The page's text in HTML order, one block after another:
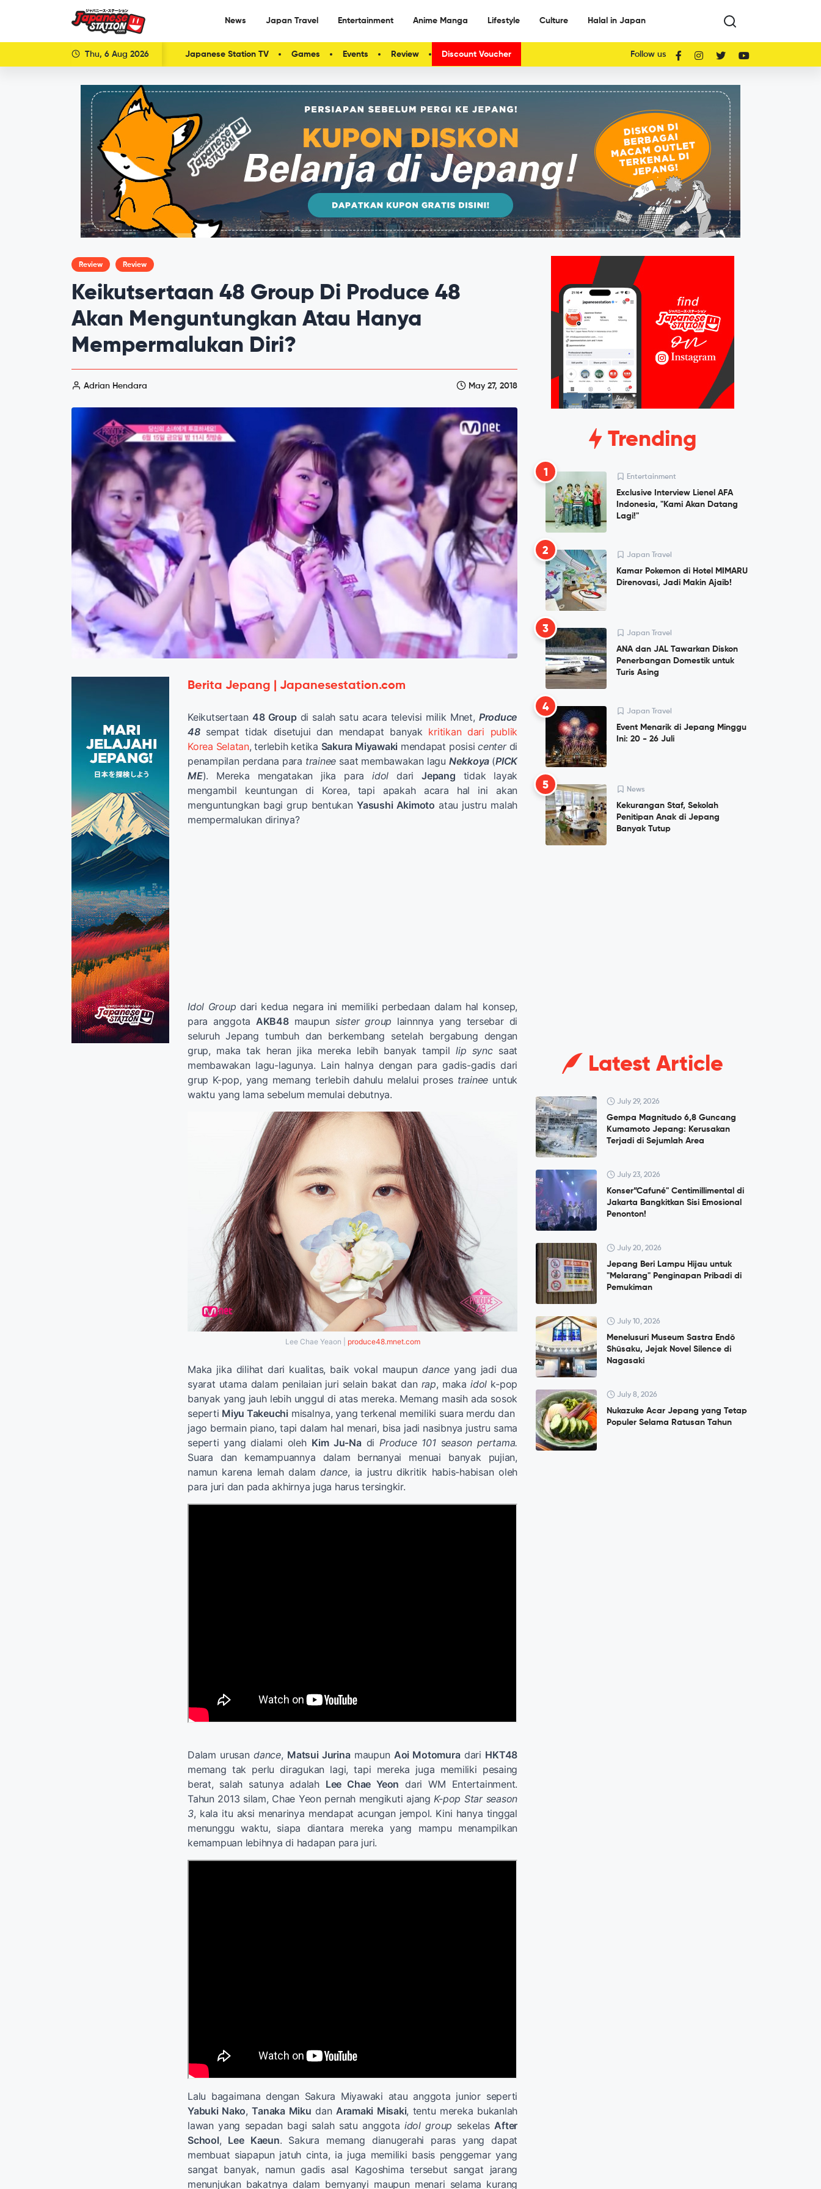
News Japan Travel Entertainment Anime Manga Lifestyle Culture Halal in Japan
Thu, 6 Aug 2026 Japanese Station TV Games Events Review Discount Voucher Follow us
Review Review
Keikutsertaan 48 Group Di Produce 48
Akan Menguntungkan Atau Hanya
Mempermalukan Diri?
Adrian Hendara May 27, 2018
Berita Jepang | Japanesestation.com
Keikutsertaan 48 Groupdi salah satu acara televisi milik Mnet, Produce
48sempat tidak disetujui dan mendapat banyak kritikan dari publik
Korea Selatan, terlebih ketika Sakura Miyawaki mendapat posisicenterdi
penampilan perdana para trainee saat membawakan lagu Nekkoya (PICK
ME). Mereka mengatakan jika para idol dari Jepang tidak layak
mengambil keuntungan di Korea, tapi apakah acara hal ini akan
menguntungkan bagi grup bentukan Yasushi Akimoto atau justru malah
mempermalukan dirinya?
Idol Group dari kedua negara ini memiliki perbedaan dalam hal konsep,
para anggota AKB48maupun sister group lainnnya yang tersebar di
seluruh Jepang tumbuh dan berkembang setelah bergabung dengan
grup, maka tak heran jika mereka lebih banyak tampillip syncsaat
membawakan lagu-lagunya. Lain halnya dengan para gadis-gadis dari
grup K-pop, yang memang terlebih dahulu melalui proses trainee untuk
waktu yang lama sebelum memulai debutnya.
Lee Chae Yeaon | produce48.mnet.com
Maka jika dilihat dari kualitas, baik vokal maupundance yang jadi dua
syarat utama dalam penilaian juri selain bakat dan rap, makaidol k-pop
banyak yang jauh lebih unggul di atas mereka. Memang masih ada sosok
seperti Miyu Takeuchi misalnya, yang terkenal memiliki suara merdu dan
jago bermain piano, tapi dalam hal menari, bisa jadi nasibnya justru sama
seperti yang dialami oleh Kim Ju-Nadi Produce 101season pertama.
Suara dan kemampuannya dalam bernanyai menuai banyak pujian,
namun karena lemah dalamdance, ia justru dikritik habis-habisan oleh
para juri dan pada akhirnya juga harus tersingkir.
Dalam urusandance, Matsui Jurinamaupun Aoi Motomuradari HKT48
memang tak perlu diragukan lagi, tapi mereka juga memiliki pesaing
berat, salah satunya adalah Lee Chae Yeon dari WM Entertainment.
Tahun 2013 silam, Chae Yeon pernah mengikuti ajang K-pop Star season
3, kala itu aksi menarinya mendapat acungan jempol. Kini hanya tinggal
menunggu waktu, siapa diantara mereka yang mampu menampilkan
kemampuan lebihnya di hadapan para juri.
Lalu bagaimana dengan Sakura Miyawaki atau anggota junior seperti
Yabuki Nako,Tanaka Miku dan Aramaki Misaki, tentu mereka bukanlah
lawan yang sepadan bagi salah satu anggota idol group sekelas After
School, Lee Kaeun. Sakura memang dianugerahi paras yang dapat
membuat siapapun jatuh cinta, ia juga memiliki basis penggemar yang
sangat banyak, namun gadis asal Kagoshima tersebut sangat jarang
menunjukan bakatnya dalam bernyanyi maupun menari selama kurang
Trending
1 Entertainment
Exclusive Interview Lienel AFA
Indonesia, "Kami Akan Datang
Lagi!"
2 Japan Travel
Kamar Pokemon di Hotel MIMARU
Direnovasi, Jadi Makin Ajaib!
3 Japan Travel
ANA dan JAL Tawarkan Diskon
Penerbangan Domestik untuk
Turis Asing
4 Japan Travel
Event Menarik di Jepang Minggu
Ini: 20 - 26 Juli
5 News
Kekurangan Staf, Sekolah
Penitipan Anak di Jepang
Banyak Tutup
Latest Article
July 29, 2026
Gempa Magnitudo 6,8 Guncang
Kumamoto Jepang: Kerusakan
Terjadi di Sejumlah Area
July 23, 2026
Konser”Cafuné" Centimillimental di
Jakarta Bangkitkan Sisi Emosional
Penonton!
July 20, 2026
Jepang Beri Lampu Hijau untuk
"Melarang" Penginapan Pribadi di
Pemukiman
July 10, 2026
Menelusuri Museum Sastra Endō
Shūsaku, Jejak Novel Silence di
Nagasaki
July 8, 2026
Nukazuke Acar Jepang yang Tetap
Populer Selama Ratusan Tahun